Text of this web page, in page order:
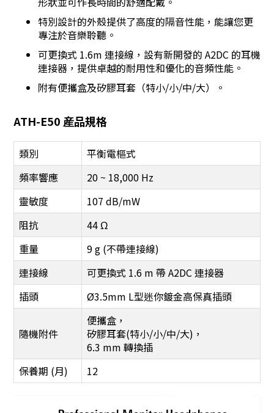
特別設計的外殼提供了高度的隔音性能，能讓您更
專注於音樂聆聽。
可更換式 1.6m 連接線，設有新開發的 A2DC 的耳機
連接器，提供卓越的耐用性和優化的音頻性能。
附有便攜盒及矽膠耳套（特小/小/中/大）。
ATH-E50 産品規格
類別
平衡電樞式
頻率響應
20 ~ 18,000 Hz
靈敏度
107 dB/mW
阻抗
44 Ω
重量
9 g (不帶連接線)
連接線
可更換式 1.6 m 帶 A2DC 連接器
插頭
Ø3.5mm L型迷你鍍金高保真插頭
隨機附件
便攜盒，
矽膠耳套(特小/小/中/大)，
6.3 mm 轉換插
保養期 (月)
12